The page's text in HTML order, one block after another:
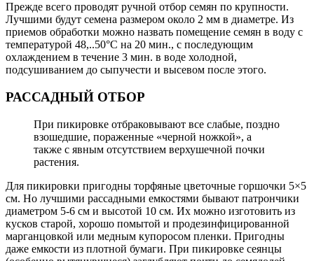
Прежде всего проводят ручной отбор семян по крупности.
Лучшими будут семена размером около 2 мм в диаметре. Из
приемов обработки можно назвать помещение семян в воду с
температурой 48,..50°С на 20 мин., с последующим
охлаждением в течение 3 мин. в воде холодной,
подсушиванием до сыпучести и высевом после этого.
РАССАДНЫЙ ОТБОР
При пикировке отбраковывают все слабые, поздно
взошедшие, пораженные «черной ножкой», а
также с явным отсутствием верхушечной почки
растения.
Для пикировки пригодны торфяные цветочные горшочки 5×5
см. Но лучшими рассадными емкостями бывают патрончики
диаметром 5-6 см и высотой 10 см. Их можно изготовить из
кусков старой, хорошо помытой и продезинфицированной
марганцовкой или медным купоросом пленки. Пригодны
даже емкости из плотной бумаги. При пикировке сеянцы